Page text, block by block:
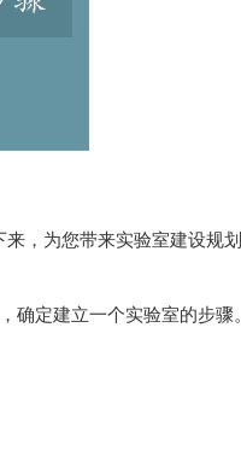
，为您带来实验室建设规划
立一个实验室的步骤。